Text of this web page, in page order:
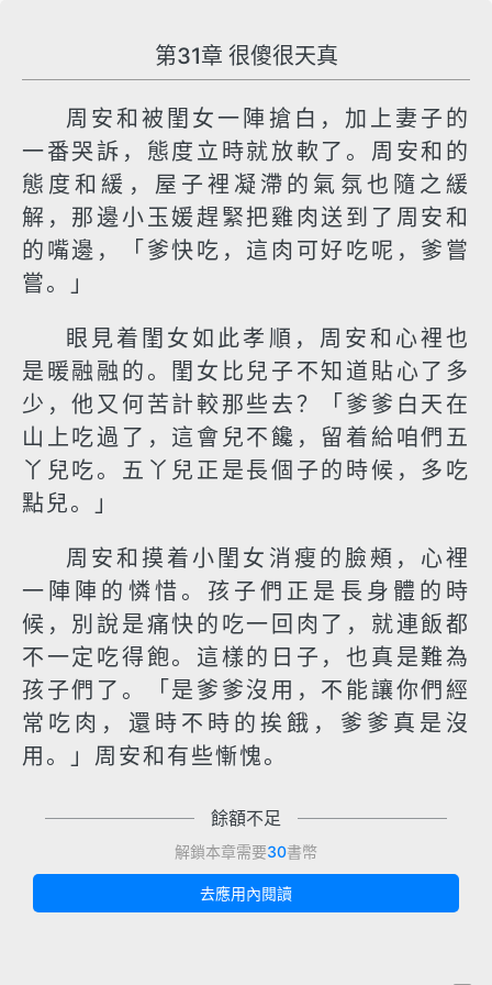
第31章 很傻很天真
周安和被閨女一陣搶白，加上妻子的
一番哭訴，態度立時就放軟了。周安和的
態度和緩，屋子裡凝滯的氣氛也隨之緩
解，那邊小玉媛趕緊把雞肉送到了周安和
的嘴邊，「爹快吃，這肉可好吃呢，爹嘗
嘗。」
眼見着閨女如此孝順，周安和心裡也
是暖融融的。閨女比兒子不知道貼心了多
少，他又何苦計較那些去？「爹爹白天在
山上吃過了，這會兒不饞，留着給咱們五
丫兒吃。五丫兒正是長個子的時候，多吃
點兒。」
周安和摸着小閨女消瘦的臉頰，心裡
一陣陣的憐惜。孩子們正是長身體的時
候，別說是痛快的吃一回肉了，就連飯都
不一定吃得飽。這樣的日子，也真是難為
孩子們了。「是爹爹沒用，不能讓你們經
常吃肉，還時不時的挨餓，爹爹真是沒
用。」周安和有些慚愧。
餘額不足
解鎖本章需要30書幣
去應用內閱讀